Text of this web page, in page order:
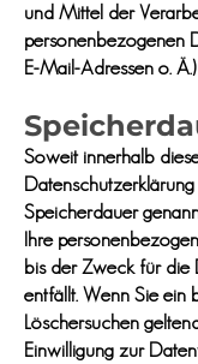
und Mittel der
personenbezogenen
E-Mail-Adressen o.
Soweit innerhalb
Speicherdauer
Ihre
bis der Zweck für die
entfällt. Wenn Sie ein
Löschersuchen
Einwilligung zur